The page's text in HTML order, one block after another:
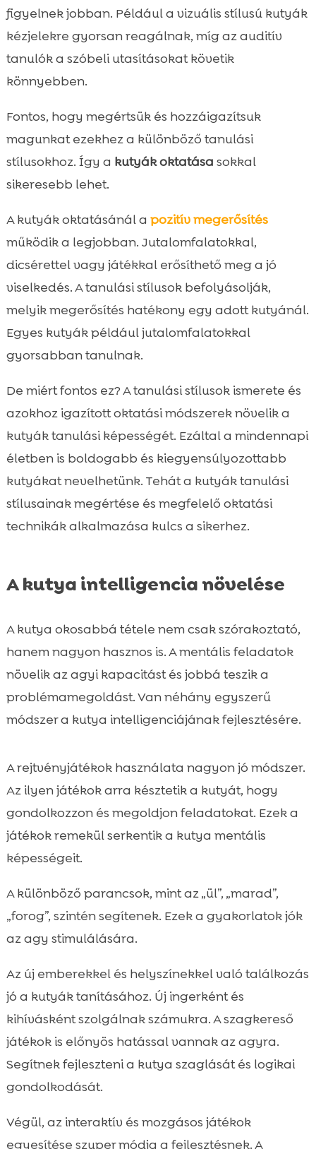
figyelnek jobban. Például a vizuális stílusú kutyák
kézjelekre gyorsan reagálnak, míg az auditív
tanulók a szóbeli utasításokat követik
könnyebben.
Fontos, hogy megértsük és hozzáigazítsuk
magunkat ezekhez a különböző tanulási
stílusokhoz. Így a kutyák oktatása sokkal
sikeresebb lehet.
A kutyák oktatásánál a pozitív megerősítés
működik a legjobban. Jutalomfalatokkal,
dicsérettel vagy játékkal erősíthető meg a jó
viselkedés. A tanulási stílusok befolyásolják,
melyik megerősítés hatékony egy adott kutyánál.
Egyes kutyák például jutalomfalatokkal
gyorsabban tanulnak.
De miért fontos ez? A tanulási stílusok ismerete és
azokhoz igazított oktatási módszerek növelik a
kutyák tanulási képességét. Ezáltal a mindennapi
életben is boldogabb és kiegyensúlyozottabb
kutyákat nevelhetünk. Tehát a kutyák tanulási
stílusainak megértése és megfelelő oktatási
technikák alkalmazása kulcs a sikerhez.
A kutya intelligencia növelése
A kutya okosabbá tétele nem csak szórakoztató,
hanem nagyon hasznos is. A mentális feladatok
növelik az agyi kapacitást és jobbá teszik a
problémamegoldást. Van néhány egyszerű
módszer a kutya intelligenciájának fejlesztésére.
A rejtvényjátékok használata nagyon jó módszer.
Az ilyen játékok arra késztetik a kutyát, hogy
gondolkozzon és megoldjon feladatokat. Ezek a
játékok remekül serkentik a kutya mentális
képességeit.
A különböző parancsok, mint az „ül”, „marad”,
„forog”, szintén segítenek. Ezek a gyakorlatok jók
az agy stimulálására.
Az új emberekkel és helyszínekkel való találkozás
jó a kutyák tanításához. Új ingerként és
kihívásként szolgálnak számukra. A szagkereső
játékok is előnyös hatással vannak az agyra.
Segítnek fejleszteni a kutya szaglását és logikai
gondolkodását.
Végül, az interaktív és mozgásos játékok
egyesítése szuper módja a fejlesztésnek. A